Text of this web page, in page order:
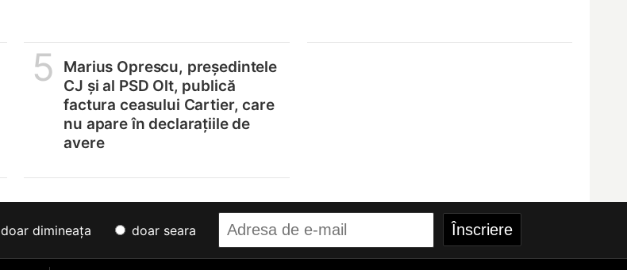
5
Marius Oprescu, președintele
CJ și al PSD Olt, publică
factura ceasului Cartier, care
nu apare în declarațiile de
avere
doar dimineața doar seara